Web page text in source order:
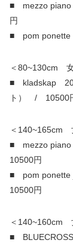
■ mezzo
円
■ pom
＜80~130cm
■ kladskap
ト） / 10500
＜140~165cm
■ mezzo piano
10500円
■ pom ponette
10500円
＜140~160cm
■